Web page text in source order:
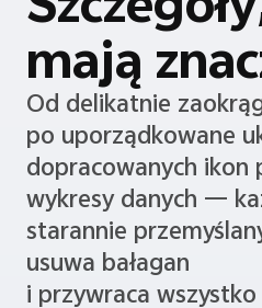
mają
Od delikatnie
po uporządkowane
dopracowanych ikon
wykresy danych —
starannie
usuwa bałagan
i przywraca